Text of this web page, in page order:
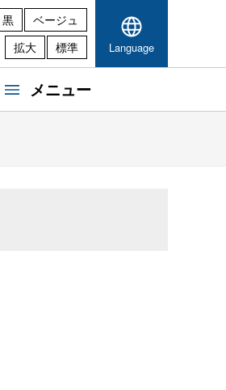
黒
ベージュ
拡大 標準 Language
メニュー